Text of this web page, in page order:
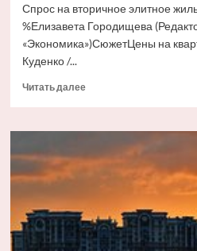
Спрос на вторичное элитное
%Елизавета Городищева
«Экономика»)СюжетЦены на
Куденко /...
Читать далееПрочитать
Богачи
бросились
скупать
элитного
жилья
в